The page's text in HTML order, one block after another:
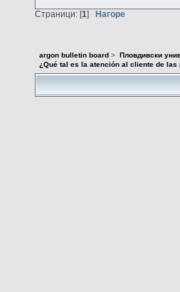
Страници: [1] Нагоре
argon bulletin board > Пловдивски
¿Qué tal es la atención al cliente de